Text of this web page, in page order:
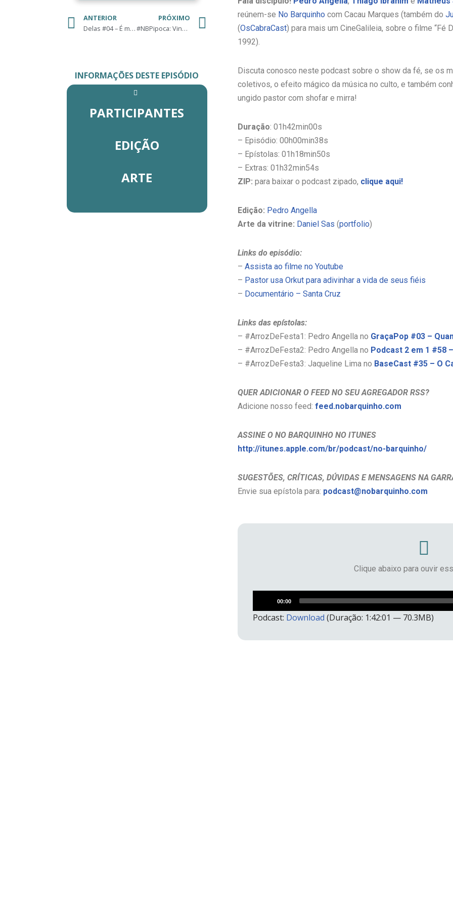
ANTERIOR
Delas #04 – É muito amor!
PRÓXIMO
#NBPipoca: Vingadores – Era de Ultron
INFORMAÇÕES DESTE EPISÓDIO
PARTICIPANTES
EDIÇÃO
ARTE
reúnem-se No Barquinho com Cacau Marques (também do
(OsCabraCast) para mais um CineGalileia, sobre o filme “Fé
1992).
Discuta conosco neste podcast sobre o show da fé, se os
coletivos, o efeito mágico da música no culto, e também
ungido pastor com shofar e mirra!
Duração: 01h42min00s
– Episódio: 00h00min38s
– Epístolas: 01h18min50s
– Extras: 01h32min54s
ZIP: para baixar o podcast zipado, clique aqui!
Edição: Pedro Angella
Arte da vitrine: Daniel Sas (portfolio)
Links do episódio:
– Assista ao filme no Youtube
– Pastor usa Orkut para adivinhar a vida de seus fiéis
– Documentário – Santa Cruz
Links das epístolas:
– #ArrozDeFesta1: Pedro Angella no GraçaPop #03 –
– #ArrozDeFesta2: Pedro Angella no Podcast 2 em 1 #58
– #ArrozDeFesta3: Jaqueline Lima no BaseCast #35 – O
QUER ADICIONAR O FEED NO SEU AGREGADOR RSS?
Adicione nosso feed: feed.nobarquinho.com
ASSINE O NO BARQUINHO NO ITUNES
http://itunes.apple.com/br/podcast/no-barquinho/
SUGESTÕES, CRÍTICAS, DÚVIDAS E MENSAGENS NA
Envie sua epístola para: podcast@nobarquinho.com
Clique abaixo para ouvir
Tocador
de
áudio
00:00
Podcast: Download (Duração: 1:42:01 — 70.3MB)